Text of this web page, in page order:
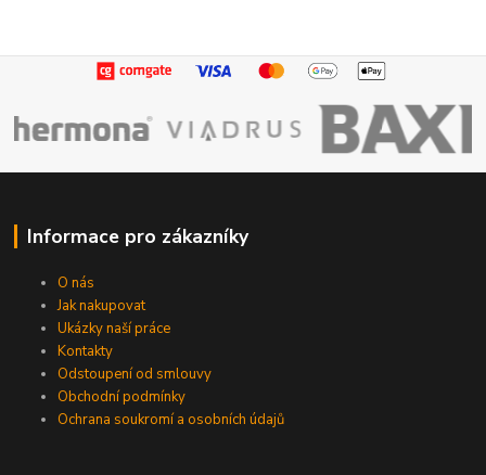
Informace pro zákazníky
O nás
Jak nakupovat
Ukázky naší práce
Kontakty
Odstoupení od smlouvy
Obchodní podmínky
Ochrana soukromí a osobních údajů